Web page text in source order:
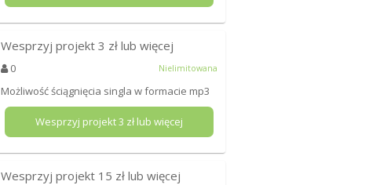
Wesprzyj projekt3 zł lub więcej
0 Nielimitowana
Możliwość ściągnięcia singla w formacie mp3
Wesprzyj projekt3 zł lub więcej
Wesprzyj projekt 15 zł lub więcej